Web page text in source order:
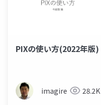
PIXの使い方(2022年版)
imagire 28.2K